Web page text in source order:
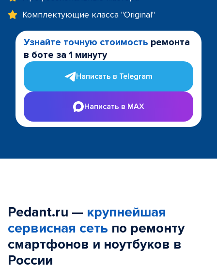
Комплектующие класса "Original"
Узнайте точную стоимость ремонта
в боте за 1 минуту
Написать в Telegram
Написать в MAX
Pedant.ru — крупнейшая
сервисная сеть по ремонту
смартфонов и ноутбуков в
России